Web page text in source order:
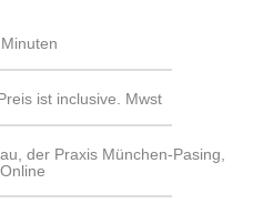
ist inclusive. Mwst
der Praxis München-Pasing,